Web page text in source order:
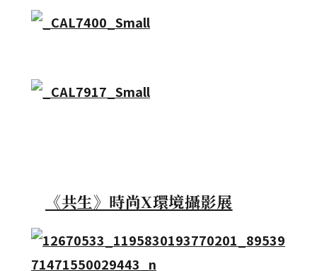
《共生》時尚X環境攝影展